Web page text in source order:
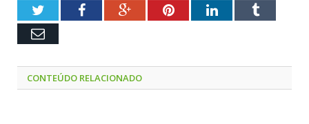
TwitterFacebookGoogle+PinterestLinkedInTumblr
Email
CONTEÚDO RELACIONADO